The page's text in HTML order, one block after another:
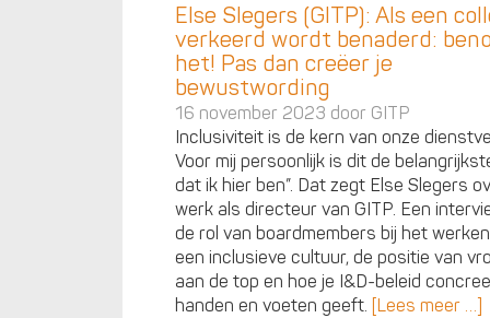
Else Slegers (GITP): Als een
verkeerd wordt benaderd:
het! Pas dan creëer je
bewustwording
16 november 2023 door GITP
Inclusiviteit is de kern van onze
Voor mij persoonlijk is dit de
dat ik hier ben”. Dat zegt Else Slegers
werk als directeur van GITP. Een
de rol van boardmembers bij het werken
een inclusieve cultuur, de positie van
aan de top en hoe je I&D-beleid
handen en voeten geeft. [Lees meer …]